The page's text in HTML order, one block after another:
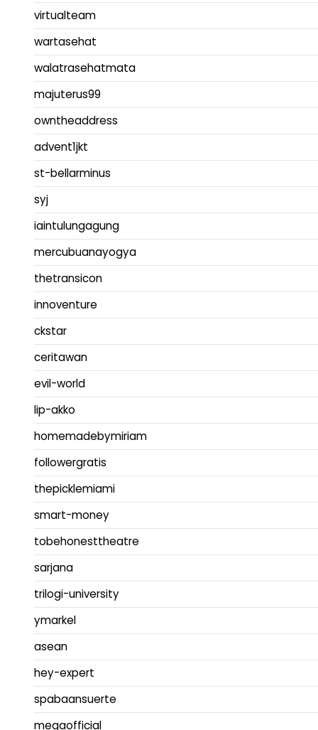
virtualteam
wartasehat
walatrasehatmata
majuterus99
owntheaddress
advent1jkt
st-bellarminus
syj
iaintulungagung
mercubuanayogya
thetransicon
innoventure
ckstar
ceritawan
evil-world
lip-akko
homemadebymiriam
followergratis
thepicklemiami
smart-money
tobehonesttheatre
sarjana
trilogi-university
ymarkel
asean
hey-expert
spabaansuerte
megaofficial